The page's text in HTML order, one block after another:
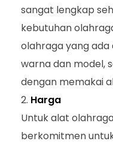
sangat lengkap
kebutuhan
olahraga yang
warna dan model,
dengan memakai
Harga
Untuk alat
berkomitmen